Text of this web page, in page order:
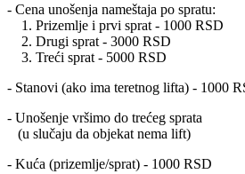
- Cena unošenja nameštaja po spratu:
1. Prizemlje i prvi sprat - 1000 RSD
2. Drugi sprat - 3000 RSD
3. Treći sprat - 5000 RSD
- Stanovi (ako ima teretnog lifta) - 1000
- Unošenje vršimo do trećeg sprata
(u slučaju da objekat nema lift)
- Kuća (prizemlje/sprat) - 1000 RSD